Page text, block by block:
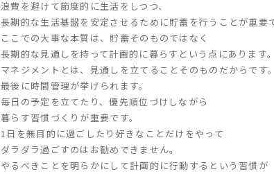
浪費を避けて節度的に生活をしつつ、
長期的な生活基盤を安定させるために貯蓄を行うことが重要
ここでの大事な本質は、貯蓄そのものではなく
長期的な見通しを持って計画的に暮らすという点にあります。
マネジメントとは、見通しを立てることそのものだからです。
最後に時間管理が挙げられます。
毎日の予定を立てたり、優先順位づけしながら
暮らす習慣づくりが重要です。
1日を無目的に過ごしたり好きなことだけをやって
ダラダラ過ごすのはお勧めできません。
やるべきことを明らかにして計画的に行動するという習慣が